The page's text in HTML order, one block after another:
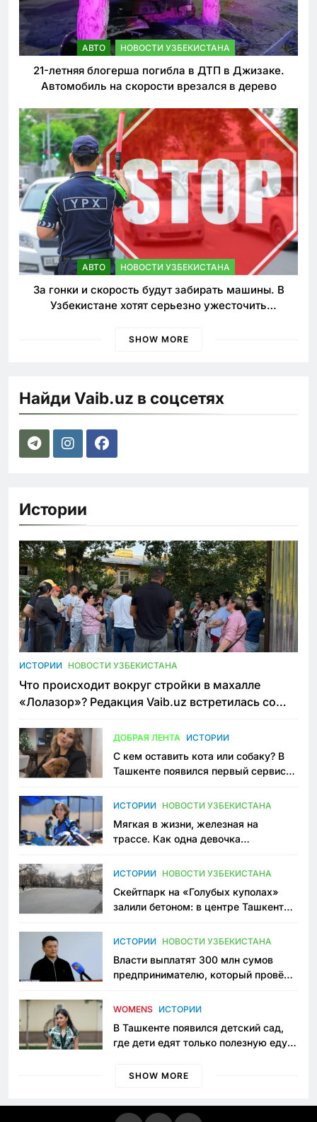
АВТО НОВОСТИ УЗБЕКИСТАНА
21-летняя блогерша погибла в ДТП в Джизаке.
Автомобиль на скорости врезался в дерево
АВТО НОВОСТИ УЗБЕКИСТАНА
За гонки и скорость будут забирать машины. В
Узбекистане хотят серьезно ужесточить
SHOW MORE
Найди Vaib.uz в соцсетях
Истории
ИСТОРИИ НОВОСТИ УЗБЕКИСТАНА
Что происходит вокруг стройки в махалле
«Лолазор»? Редакция Vaib.uz встретилась со
ДОБРАЯ ЛЕНТА ИСТОРИИ
С кем оставить кота или собаку? В
Ташкенте появился первый сервис
ИСТОРИИ НОВОСТИ УЗБЕКИСТАНА
Мягкая в жизни, железная на
трассе. Как одна девочка
Узбекистане
ИСТОРИИ НОВОСТИ УЗБЕКИСТАНА
Скейтпарк на «Голубых куполах»
залили бетоном: в центре Ташкента
пространство
ИСТОРИИ НОВОСТИ УЗБЕКИСТАНА
Власти выплатят 300 млн сумов
предпринимателю, который провёл
приговору
WOMENS ИСТОРИИ
В Ташкенте появился детский сад,
где дети едят только полезную еду.
просить «кашу без сахара»
SHOW MORE